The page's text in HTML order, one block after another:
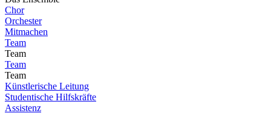
Chor
Orchester
Mitmachen
Team
Team
Team
Team
Künstlerische Leitung
Studentische Hilfskräfte
Assistenz